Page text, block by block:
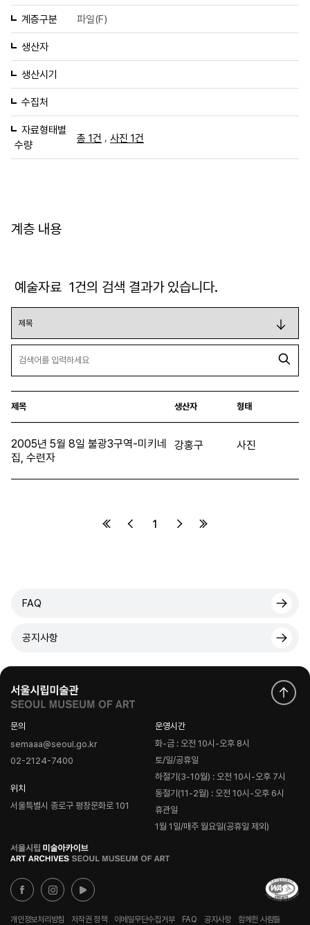
계층구분 파일(F)
생산자
생산시기
수집처
자료형태별
수량
총 1건 , 사진 1건
계층 내용
예술자료 1건의 검색 결과가 있습니다.
제목 생산자 형태
2005년 5월 8일 불광3구역-미키네
집, 수련자
강홍구 사진
1
FAQ
공지사항
문의
semaaa@seoul.go.kr
02-2124-7400
위치
서울특별시 종로구 평창문화로 101
운영시간
화-금 : 오전 10시-오후 8시
토/일/공휴일
하절기(3-10월) : 오전 10시-오후 7시
동절기(11-2월) : 오전 10시-오후 6시
휴관일
1월 1일/매주 월요일(공휴일 제외)
로
고
개인정보처리방침 저작권 정책 이메일무단수집거부 FAQ 공지사항 함께한 사람들